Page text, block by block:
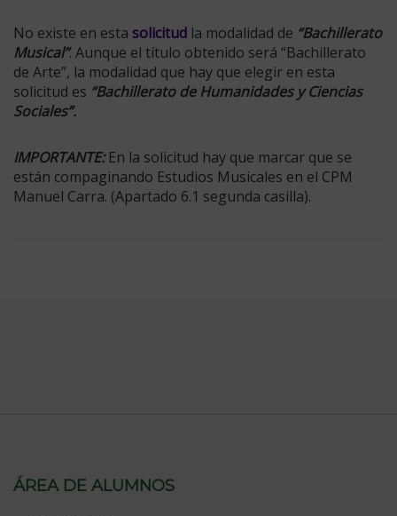
No existe en esta solicitud la modalidad de “Bachillerato
Musical”. Aunque el título obtenido será “Bachillerato
de Arte”, la modalidad que hay que elegir en esta
solicitud es “Bachillerato de Humanidades y Ciencias
Sociales”.
IMPORTANTE:En la solicitud hay que marcar que se
están compaginando Estudios Musicales en el CPM
Manuel Carra. (Apartado 6.1 segunda casilla).
ÁREA DE ALUMNOS